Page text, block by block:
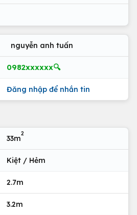
nguyễn anh tuấn
0982xxxxxx🔍
Đăng nhập để nhắn tin
33m
2
Kiệt / Hẻm
2.7m
3.2m